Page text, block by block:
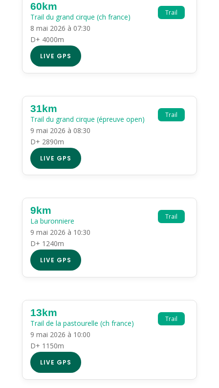
Trail
60km
Trail du grand cirque (ch france)
8 mai 2026 à 07:30
D+ 4000m
LIVE GPS
Trail
31km
Trail du grand cirque (épreuve open)
9 mai 2026 à 08:30
D+ 2890m
LIVE GPS
Trail
9km
La buronniere
9 mai 2026 à 10:30
D+ 1240m
LIVE GPS
Trail
13km
Trail de la pastourelle (ch france)
9 mai 2026 à 10:00
D+ 1150m
LIVE GPS